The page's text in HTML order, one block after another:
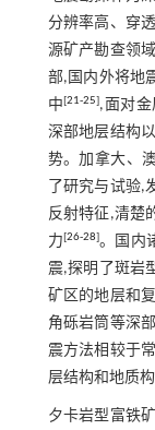
分辨率高、穿
源矿产勘查领
部,国内外将地
中[21-25],面对
深部地层结构
势。加拿大、
了研究与试验,
反射特征,清楚
力[26-28]。国内
震,探明了斑岩
矿区的地层和
角砾岩筒等深
震方法相较于
层结构和地质
夕卡岩型富铁